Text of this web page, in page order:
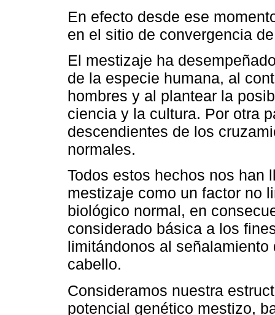
En efecto desde ese
en el sitio de convergencia
El mestizaje ha
de la especie humana, al
hombres y al plantear la
ciencia y la cultura. Por otra
descendientes de los
normales.
Todos estos hechos nos han
mestizaje como un factor no
biológico normal, en
considerado básica a los
limitándonos al
cabello.
Consideramos nuestra
potencial genético mestizo,